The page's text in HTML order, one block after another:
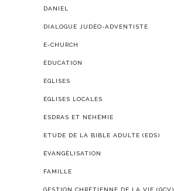
DANIEL
DIALOGUE JUDÉO-ADVENTISTE
E-CHURCH
ÉDUCATION
ÉGLISES
ÉGLISES LOCALES
ESDRAS ET NÉHÉMIE
ETUDE DE LA BIBLE ADULTE (EDS)
ÉVANGÉLISATION
FAMILLE
GESTION CHRÉTIENNE DE LA VIE (GCV)